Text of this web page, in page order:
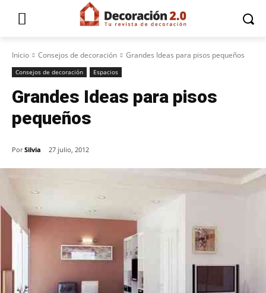
Inicio Consejos de decoración Grandes Ideas para pisos pequeños
Consejos de decoración Espacios
Grandes Ideas para pisos
pequeños
Por Silvia 27 julio, 2012